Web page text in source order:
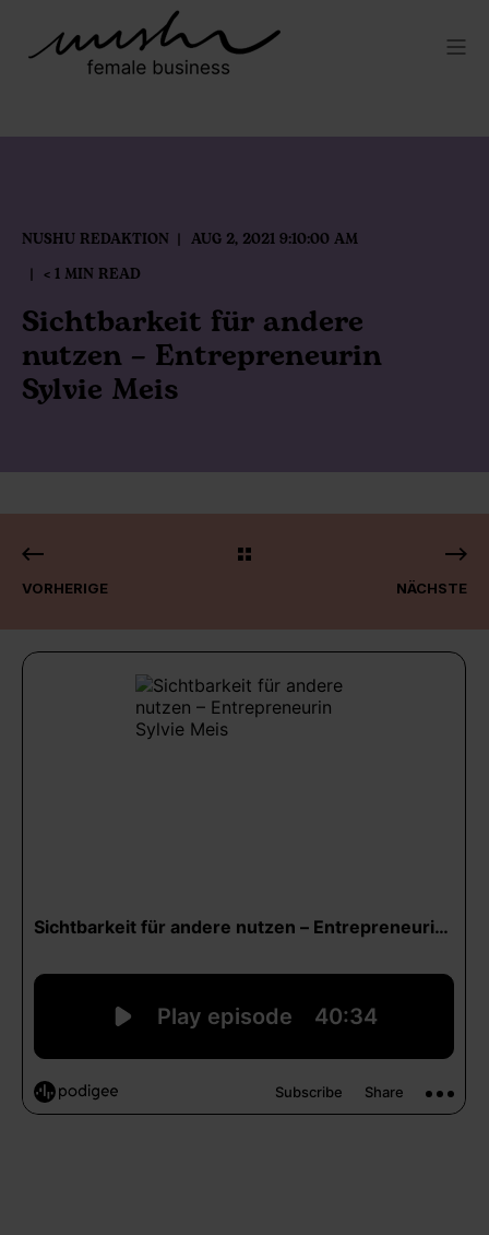
NUSHU REDAKTION
AUG 2, 2021 9:10:00 AM
< 1 MIN READ
Sichtbarkeit für andere
nutzen – Entrepreneurin
Sylvie Meis
VORHERIGE NÄCHSTE